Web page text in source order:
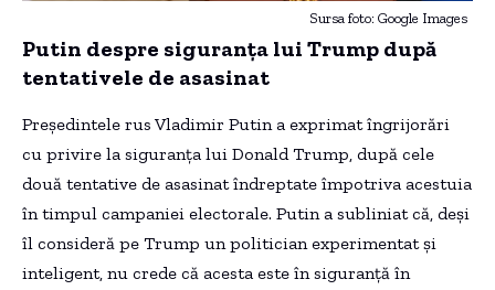
Sursa foto: Google Images
Putin despre siguranța lui Trump după
tentativele de asasinat
Președintele rus Vladimir Putin a exprimat îngrijorări
cu privire la siguranța lui Donald Trump, după cele
două tentative de asasinat îndreptate împotriva acestuia
în timpul campaniei electorale. Putin a subliniat că, deși
îl consideră pe Trump un politician experimentat și
inteligent, nu crede că acesta este în siguranță în